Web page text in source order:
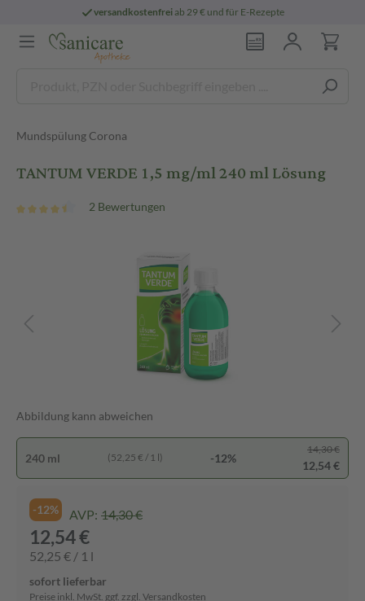
versandkostenfreiab 29 € und für E-Rezepte
Mundspülung Corona
TANTUM VERDE 1,5 mg/ml 240 ml Lösung
2 Bewertungen
Abbildung kann abweichen
240 ml (52,25 € / 1 l) -12%
14,30 €
12,54 €
-12% AVP: 14,30 €
12,54 €
52,25 € / 1 l
sofort lieferbar
Preise inkl. MwSt. ggf. zzgl. Versandkosten